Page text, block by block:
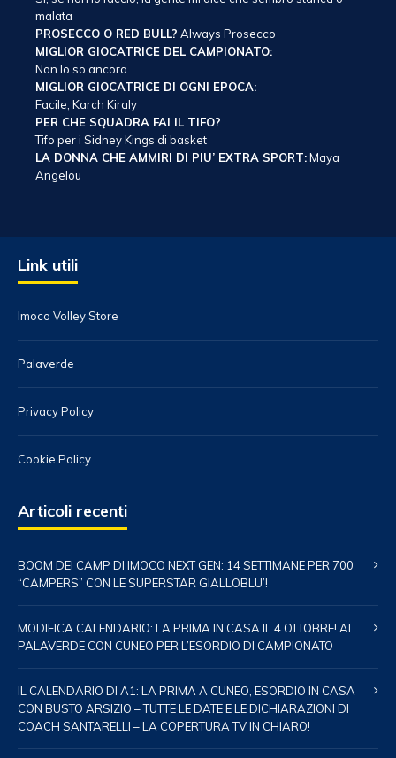
malata
PROSECCO O RED BULL? Always Prosecco
MIGLIOR GIOCATRICE DEL CAMPIONATO:
Non lo so ancora
MIGLIOR GIOCATRICE DI OGNI EPOCA:
Facile, Karch Kiraly
PER CHE SQUADRA FAI IL TIFO?
Tifo per i Sidney Kings di basket
LA DONNA CHE AMMIRI DI PIU’ EXTRA SPORT:Maya
Angelou
Link utili
Imoco Volley Store
Palaverde
Privacy Policy
Cookie Policy
Articoli recenti
BOOM DEI CAMP DI IMOCO NEXT GEN: 14 SETTIMANE PER 700
“CAMPERS” CON LE SUPERSTAR GIALLOBLU’!
MODIFICA CALENDARIO: LA PRIMA IN CASA IL 4 OTTOBRE! AL
PALAVERDE CON CUNEO PER L’ESORDIO DI CAMPIONATO
IL CALENDARIO DI A1: LA PRIMA A CUNEO, ESORDIO IN CASA
CON BUSTO ARSIZIO – TUTTE LE DATE E LE DICHIARAZIONI DI
COACH SANTARELLI – LA COPERTURA TV IN CHIARO!